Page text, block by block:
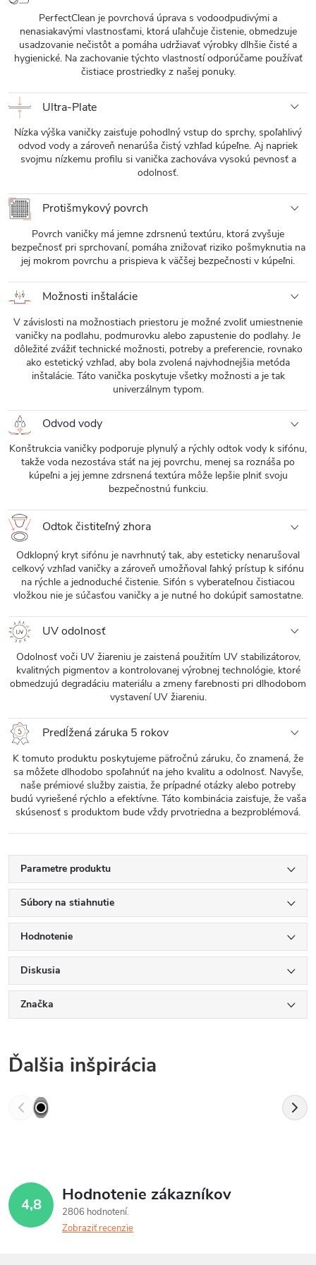
PerfectClean je povrchová úprava s vodoodpudivými a
nenasiakavými vlastnosťami, ktorá uľahčuje čistenie, obmedzuje
usadzovanie nečistôt a pomáha udržiavať výrobky dlhšie čisté a
hygienické. Na zachovanie týchto vlastností odporúčame používať
čistiace prostriedky z našej ponuky.
Ultra-Plate
Nízka výška vaničky zaisťuje pohodlný vstup do sprchy, spoľahlivý
odvod vody a zároveň nenarúša čistý vzhľad kúpeľne. Aj napriek
svojmu nízkemu profilu si vanička zachováva vysokú pevnosť a
odolnosť.
Protišmykový povrch
Povrch vaničky má jemne zdrsnenú textúru, ktorá zvyšuje
bezpečnosť pri sprchovaní, pomáha znižovať riziko pošmyknutia na
jej mokrom povrchu a prispieva k väčšej bezpečnosti v kúpeľni.
Možnosti inštalácie
V závislosti na možnostiach priestoru je možné zvoliť umiestnenie
vaničky na podlahu, podmurovku alebo zapustenie do podlahy. Je
dôležité zvážiť technické možnosti, potreby a preferencie, rovnako
ako estetický vzhľad, aby bola zvolená najvhodnejšia metóda
inštalácie. Táto vanička poskytuje všetky možnosti a je tak
univerzálnym typom.
Odvod vody
Konštrukcia vaničky podporuje plynulý a rýchly odtok vody k sifónu,
takže voda nezostáva stáť na jej povrchu, menej sa roznáša po
kúpeľni a jej jemne zdrsnená textúra môže lepšie plniť svoju
bezpečnostnú funkciu.
Odtok čistiteľný zhora
Odklopný kryt sifónu je navrhnutý tak, aby esteticky nenarušoval
celkový vzhľad vaničky a zároveň umožňoval ľahký prístup k sifónu
na rýchle a jednoduché čistenie. Sifón s vyberateľnou čistiacou
vložkou nie je súčasťou vaničky a je nutné ho dokúpiť samostatne.
UV odolnosť
Odolnosť voči UV žiareniu je zaistená použitím UV stabilizátorov,
kvalitných pigmentov a kontrolovanej výrobnej technológie, ktoré
obmedzujú degradáciu materiálu a zmeny farebnosti pri dlhodobom
vystavení UV žiareniu.
Predĺžená záruka 5 rokov
K tomuto produktu poskytujeme päťročnú záruku, čo znamená, že
sa môžete dlhodobo spoľahnúť na jeho kvalitu a odolnosť. Navyše,
naše prémiové služby zaistia, že prípadné otázky alebo potreby
budú vyriešené rýchlo a efektívne. Táto kombinácia zaisťuje, že vaša
skúsenosť s produktom bude vždy prvotriedna a bezproblémová.
Parametre produktu
Súbory na stiahnutie
Hodnotenie
Diskusia
Značka
Ďalšia inšpirácia
4,8 Hodnotenie zákazníkov
2806 hodnotení
Zobraziť recenzie